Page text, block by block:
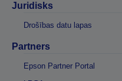
Juridisks
Drošības datu lapas
Partners
Epson Partner Portal